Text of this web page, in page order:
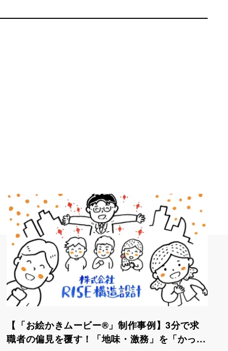
【「お絵かきムービー®」制作事例】3分で求
職者の偏見を覆す！「地味・激務」を「かっこ